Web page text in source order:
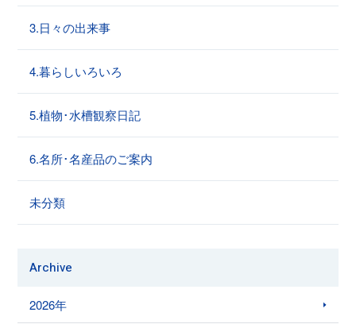
3.日々の出来事
4.暮らしいろいろ
5.植物･水槽観察日記
6.名所･名産品のご案内
未分類
Archive
2026年